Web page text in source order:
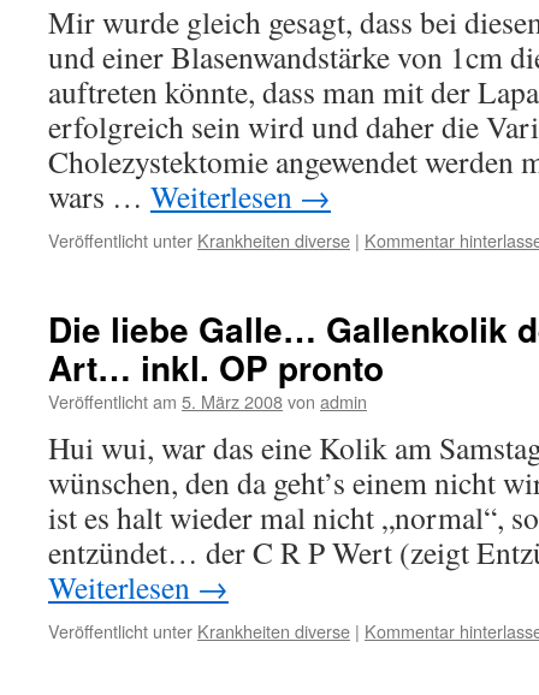
Mir wurde gleich gesagt, dass bei
und einer Blasenwandstärke von 1cm
auftreten könnte, dass man mit der
erfolgreich sein wird und daher die
Cholezystektomie angewendet werden
wars … Weiterlesen →
Veröffentlicht unter Krankheiten diverse | Kommentar
Die liebe Galle… Gallenkolik
Art… inkl. OP pronto
Veröffentlicht am 5. März 2008von admin
Hui wui, war das eine Kolik am
wünschen, den da geht’s einem nicht
ist es halt wieder mal nicht „normal“,
entzündet… der C R P Wert (zeigt
Weiterlesen →
Veröffentlicht unter Krankheiten diverse | Kommentar